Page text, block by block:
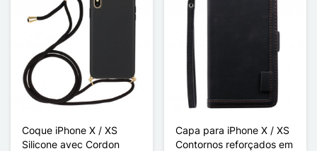
Coque iPhone X / XS
Silicone avec Cordon
Capa para iPhone X / XS
Contornos reforçados em